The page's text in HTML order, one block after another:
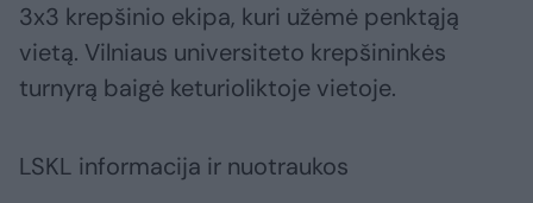
3x3 krepšinio ekipa, kuri užėmė penktąją
vietą. Vilniaus universiteto krepšininkės
turnyrą baigė keturioliktoje vietoje.
LSKL informacija ir nuotraukos